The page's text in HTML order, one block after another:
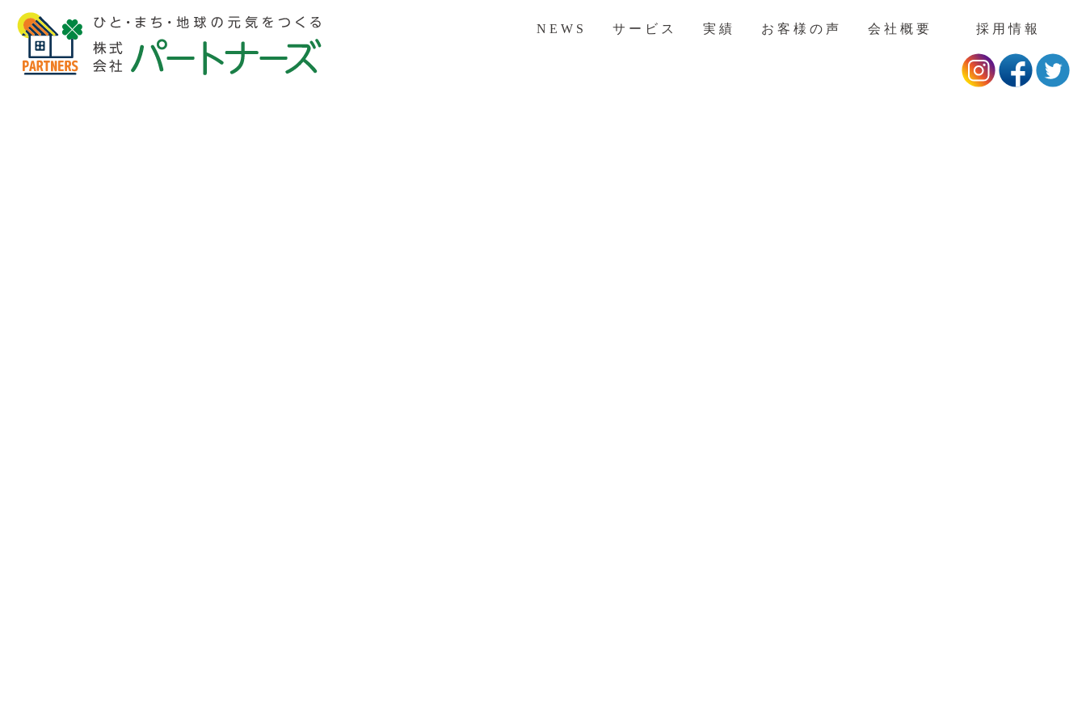
NEWS サービス 実績 お客様の声 会社概要 採用情報